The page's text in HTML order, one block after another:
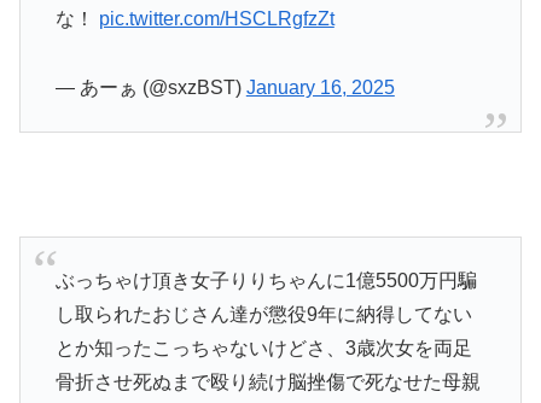
な！ pic.twitter.com/HSCLRgfzZt
— あーぁ (@sxzBST) January 16, 2025
ぶっちゃけ頂き女子りりちゃんに1億5500万円騙
し取られたおじさん達が懲役9年に納得してない
とか知ったこっちゃないけどさ、3歳次女を両足
骨折させ死ぬまで殴り続け脳挫傷で死なせた母親